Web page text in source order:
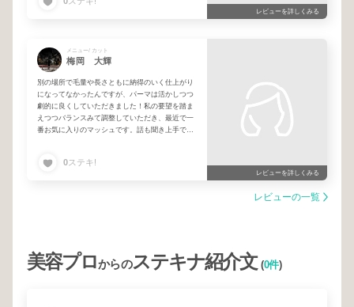
レビューを詳しくみる
メニュー/ カット
梅岡 大輝
別の場所で毛量や長さともに納得のいく仕上がり
になってなかったんですが、パーマは活かしつつ
劇的に良くしていただきました！私の要望を踏ま
えつつバランスみて調整していただき、最近で一
番お気に入りのマッシュです。話も聞き上手でま
0ステキ!
レビューを詳しくみる
レビューの一覧
美容プロからのステキナ紹介文(0件)